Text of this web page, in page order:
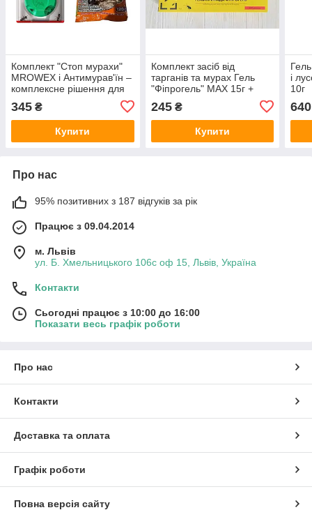
Комплект "Стоп мурахи"
MROWEX і Антимурав'їн –
комплексне рішення для
345 ₴
Купити
Комплект засіб від
тарганів та мурах Гель
"Фіпрогель" МАХ 15г +
Гель "Гідрогель" MAX 15г
245₴
Купити
і
10г
640
Про нас
95% позитивних з 187 відгуків за рік
Працює з 09.04.2014
м. Львів
ул. Б. Хмельницького 106с оф 15, Львів, Україна
Контакти
Сьогодні працює з 10:00 до 16:00
Показати весь графік роботи
Про нас
Контакти
Доставка та оплата
Графік роботи
Повна версія сайту